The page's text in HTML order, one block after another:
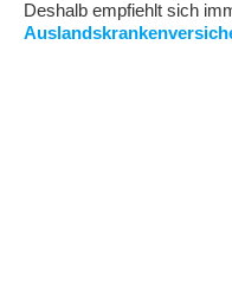
Deshalb empfiehlt sich